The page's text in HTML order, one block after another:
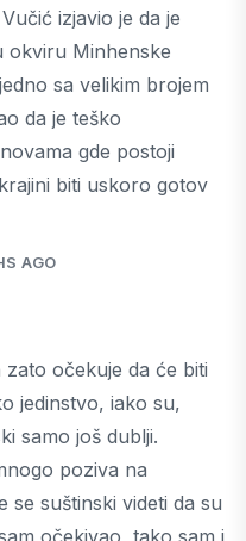
izjavio je da je
okviru Minhenske
sa velikim brojem
da je teško
gde postoji
biti uskoro gotov
AGO
očekuje da će biti
jedinstvo, iako su,
samo još dublji.
poziva na
se suštinski videti da su
očekivao, tako sam i